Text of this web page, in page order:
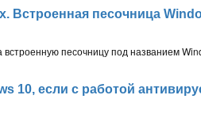
Встроенная песочница
10, если с работой